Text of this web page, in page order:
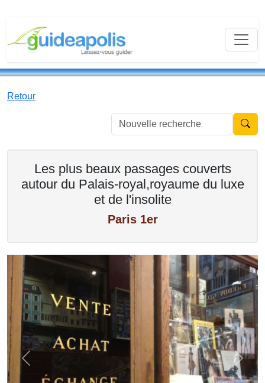
Retour
Les plus beaux passages couverts
autour du Palais-royal,royaume du luxe
et de l'insolite
Paris 1er
Previous Next